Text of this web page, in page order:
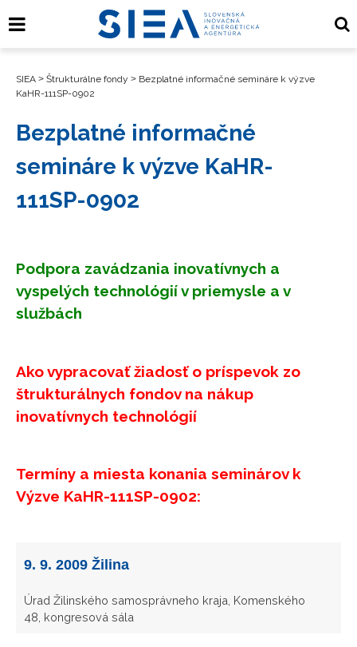
SIEA > Štrukturálne fondy > Bezplatné informačné semináre k výzve
KaHR-111SP-0902
Bezplatné informačné
semináre k výzve KaHR-
111SP-0902
Podpora zavádzania inovatívnych a
vyspelých technológií v priemysle a v
službách
Ako vypracovať žiadosť o príspevok zo
štrukturálnych fondov na nákup
inovatívnych technológií
Termíny a miesta konania seminárov k
Výzve KaHR-111SP-0902:
9. 9. 2009 Žilina
Úrad Žilinského samosprávneho kraja, Komenského
48, kongresová sála